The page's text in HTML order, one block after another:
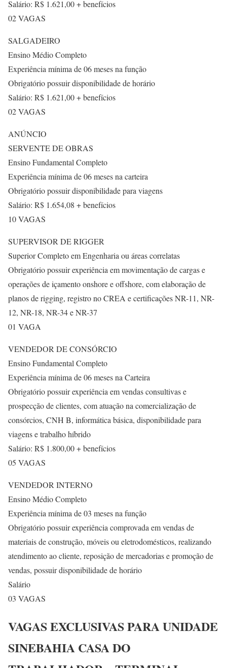
Salário: R$ 1.621,00 + benefícios
02 VAGAS
SALGADEIRO
Ensino Médio Completo
Experiência mínima de 06 meses na função
Obrigatório possuir disponibilidade de horário
Salário: R$ 1.621,00 + benefícios
02 VAGAS
ANÚNCIO
SERVENTE DE OBRAS
Ensino Fundamental Completo
Experiência mínima de 06 meses na carteira
Obrigatório possuir disponibilidade para viagens
Salário: R$ 1.654,08 + benefícios
10 VAGAS
SUPERVISOR DE RIGGER
Superior Completo em Engenharia ou áreas correlatas
Obrigatório possuir experiência em movimentação de cargas e
operações de içamento onshore e offshore, com elaboração de
planos de rigging, registro no CREA e certificações NR-11, NR-
12, NR-18, NR-34 e NR-37
01 VAGA
VENDEDOR DE CONSÓRCIO
Ensino Fundamental Completo
Experiência mínima de 06 meses na Carteira
Obrigatório possuir experiência em vendas consultivas e
prospecção de clientes, com atuação na comercialização de
consórcios, CNH B, informática básica, disponibilidade para
viagens e trabalho híbrido
Salário: R$ 1.800,00 + benefícios
05 VAGAS
VENDEDOR INTERNO
Ensino Médio Completo
Experiência mínima de 03 meses na função
Obrigatório possuir experiência comprovada em vendas de
materiais de construção, móveis ou eletrodomésticos, realizando
atendimento ao cliente, reposição de mercadorias e promoção de
vendas, possuir disponibilidade de horário
Salário
03 VAGAS
VAGAS EXCLUSIVAS PARA UNIDADE
SINEBAHIA CASA DO